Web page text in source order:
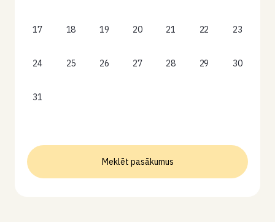
17 18 19 20 21 22 23
24 25 26 27 28 29 30
31
Meklēt pasākumus